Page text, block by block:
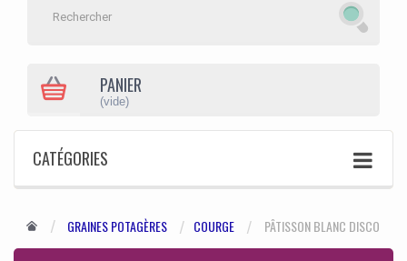
PANIER
(vide)
CATÉGORIES
GRAINES POTAGÈRES COURGE PÂTISSON BLANC DISCO